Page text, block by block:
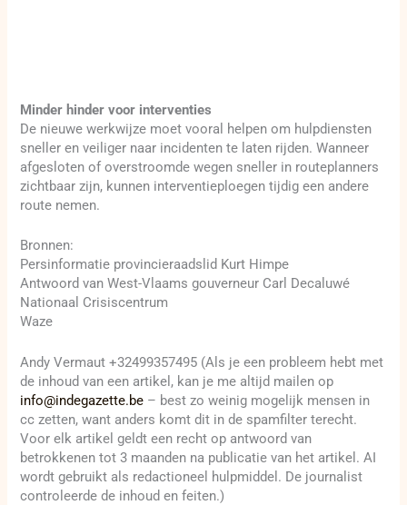
Minder hinder voor interventies
De nieuwe werkwijze moet vooral helpen om hulpdiensten
sneller en veiliger naar incidenten te laten rijden. Wanneer
afgesloten of overstroomde wegen sneller in routeplanners
zichtbaar zijn, kunnen interventieploegen tijdig een andere
route nemen.
Bronnen:
Persinformatie provincieraadslid Kurt Himpe
Antwoord van West-Vlaams gouverneur Carl Decaluwé
Nationaal Crisiscentrum
Waze
Andy Vermaut +32499357495 (Als je een probleem hebt met
de inhoud van een artikel, kan je me altijd mailen op
info@indegazette.be – best zo weinig mogelijk mensen in
cc zetten, want anders komt dit in de spamfilter terecht.
Voor elk artikel geldt een recht op antwoord van
betrokkenen tot 3 maanden na publicatie van het artikel. AI
wordt gebruikt als redactioneel hulpmiddel. De journalist
controleerde de inhoud en feiten.)